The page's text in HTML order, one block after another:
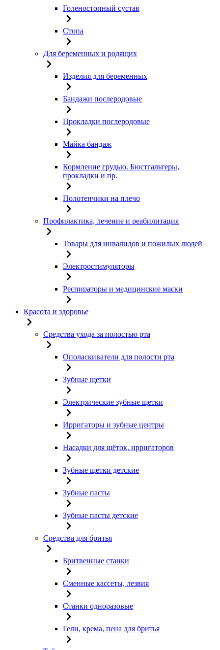
Голеностопный сустав
Стопа
Для беременных и родящих
Изделия для беременных
Бандажи послеродовые
Прокладки послеродовые
Майка бандаж
Кормление грудью. Бюстгальтеры,
прокладки и пр.
Полотенчики на плечо
Профилактика, лечение и реабилитация
Товары для инвалидов и пожилых людей
Электростимуляторы
Респираторы и медицинские маски
Красота и здоровье
Средства ухода за полостью рта
Ополаскиватели для полости рта
Зубные щетки
Электрические зубные щетки
Ирригаторы и зубные центры
Насадки для щёток, ирригаторов
Зубные щетки детские
Зубные пасты
Зубные пасты детские
Средства для бритья
Бритвенные станки
Сменные кассеты, лезвия
Станки одноразовые
Гели, крема, пена для бритья